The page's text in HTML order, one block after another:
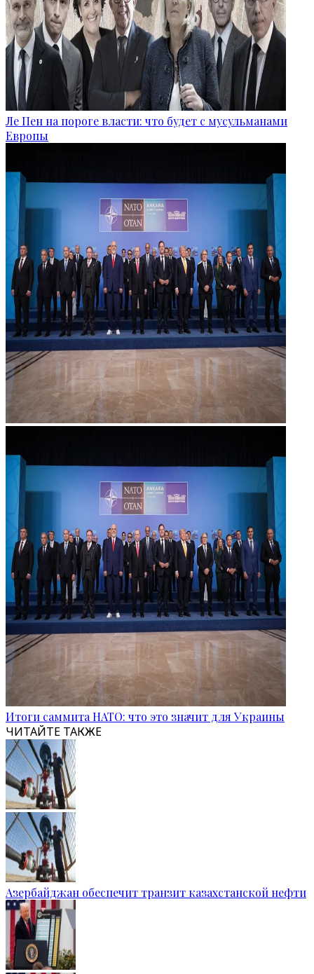
Ле Пен на пороге власти: что будет с мусульманами
Европы
Итоги саммита НАТО: что это значит для Украины
ЧИТАЙТЕ ТАКЖЕ
Азербайджан обеспечит транзит казахстанской нефти